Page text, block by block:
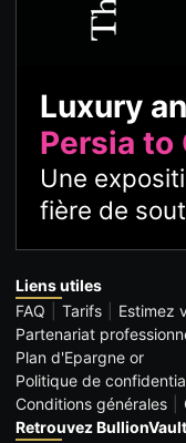
Luxury
Persia to
Une
fière de
Liens utiles
FAQ
Tarifs Estimez
Partenariat
Plan d'Epargne or
Politique de
Conditions générales
Retrouvez